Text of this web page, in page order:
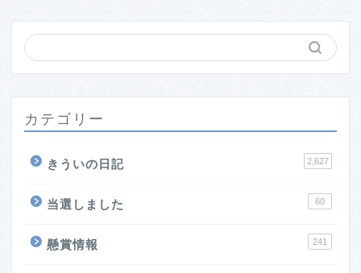
カテゴリー
きういの日記 2,627
当選しました 60
懸賞情報 241